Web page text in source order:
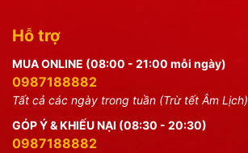
Hỗ trợ
MUA ONLINE (08:00 - 21:00 mỗi ngày)
0987188882
Tất cả các ngày trong tuần (Trừ tết Âm Lịch)
GÓP Ý & KHIẾU NẠI (08:30 - 20:30)
0987188882